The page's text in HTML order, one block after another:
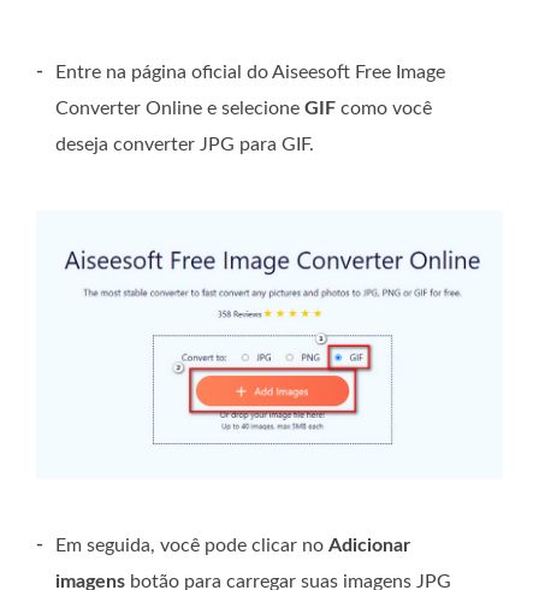
-
Entre na página oficial do Aiseesoft Free Image
Converter Online e selecione GIF como você
deseja converter JPG para GIF.
- Em seguida, você pode clicar no Adicionar
imagens botão para carregar suas imagens JPG